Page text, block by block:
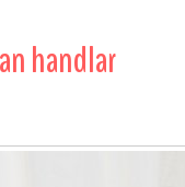
handlar